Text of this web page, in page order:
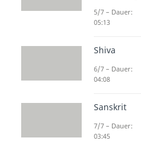
5/7 – Dauer:
05:13
Shiva
6/7 – Dauer:
04:08
Sanskrit
7/7 – Dauer:
03:45